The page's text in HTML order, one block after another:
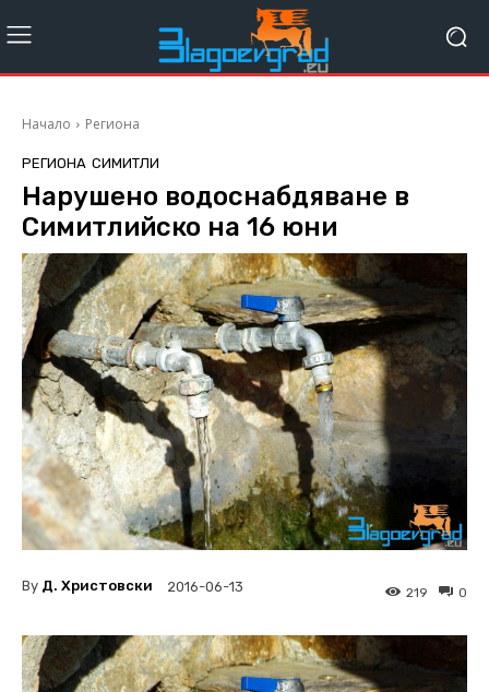
Начало Региона
РЕГИОНА СИМИТЛИ
Нарушено водоснабдяване в
Симитлийско на 16 юни
By Д. Христовски 2016-06-13 0
219